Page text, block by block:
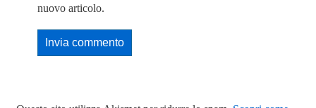
nuovo articolo.